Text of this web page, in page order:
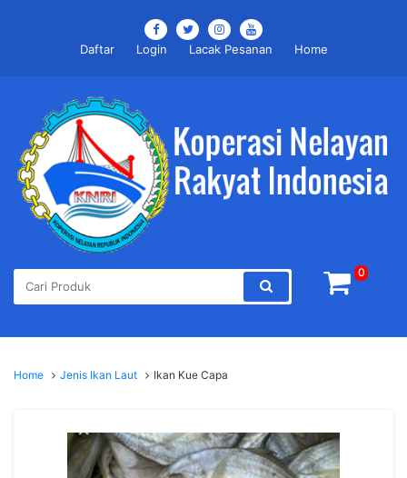
Daftar Login Lacak Pesanan Home
0
Home Jenis Ikan Laut Ikan Kue Capa